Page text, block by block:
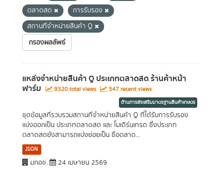
ตลาดสด
การรับรอง
สถานที่จำหน่ายสินค้า Q
กรองผลลัพธ์
แหล่งจำหน่ายสินค้า Q ประเภทตลาดสด ร้านค้าหน้า
ฟาร์ม 9320 total views 347 recent views
ด้านการส่งเสริมมาตรฐานสินค้าเกษตร
ชุดข้อมูลที่รวบรวมสถานที่จำหน่ายสินค้า Q ที่ได้รับการรับรอง
แบ่งออกเป็น ประเภทตลาดสด และ โมเดิร์นเทรด ซึ่งประเภท
ตลาดสดยังสามารถแบ่งย่อยเป็น ชื่อตลาด...
JSON
มกอช. 24 เมษายน 2569